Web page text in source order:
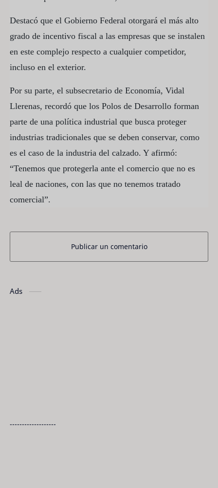
Destacó que el Gobierno Federal otorgará el más alto
grado de incentivo fiscal a las empresas que se instalen
en este complejo respecto a cualquier competidor,
incluso en el exterior.
Por su parte, el subsecretario de Economía, Vidal
Llerenas, recordó que los Polos de Desarrollo forman
parte de una política industrial que busca proteger
industrias tradicionales que se deben conservar, como
es el caso de la industria del calzado. Y afirmó:
“Tenemos que protegerla ante el comercio que no es
leal de naciones, con las que no tenemos tratado
comercial”.
Publicar un comentario
Ads
-------------------